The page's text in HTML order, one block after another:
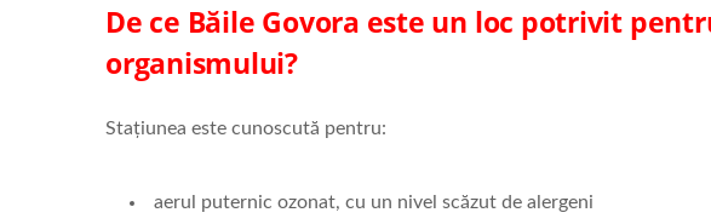
De ce Băile Govora este un loc potrivit
organismului?
Stațiunea este cunoscută pentru:
aerul puternic ozonat, cu un nivel scăzut de alergeni